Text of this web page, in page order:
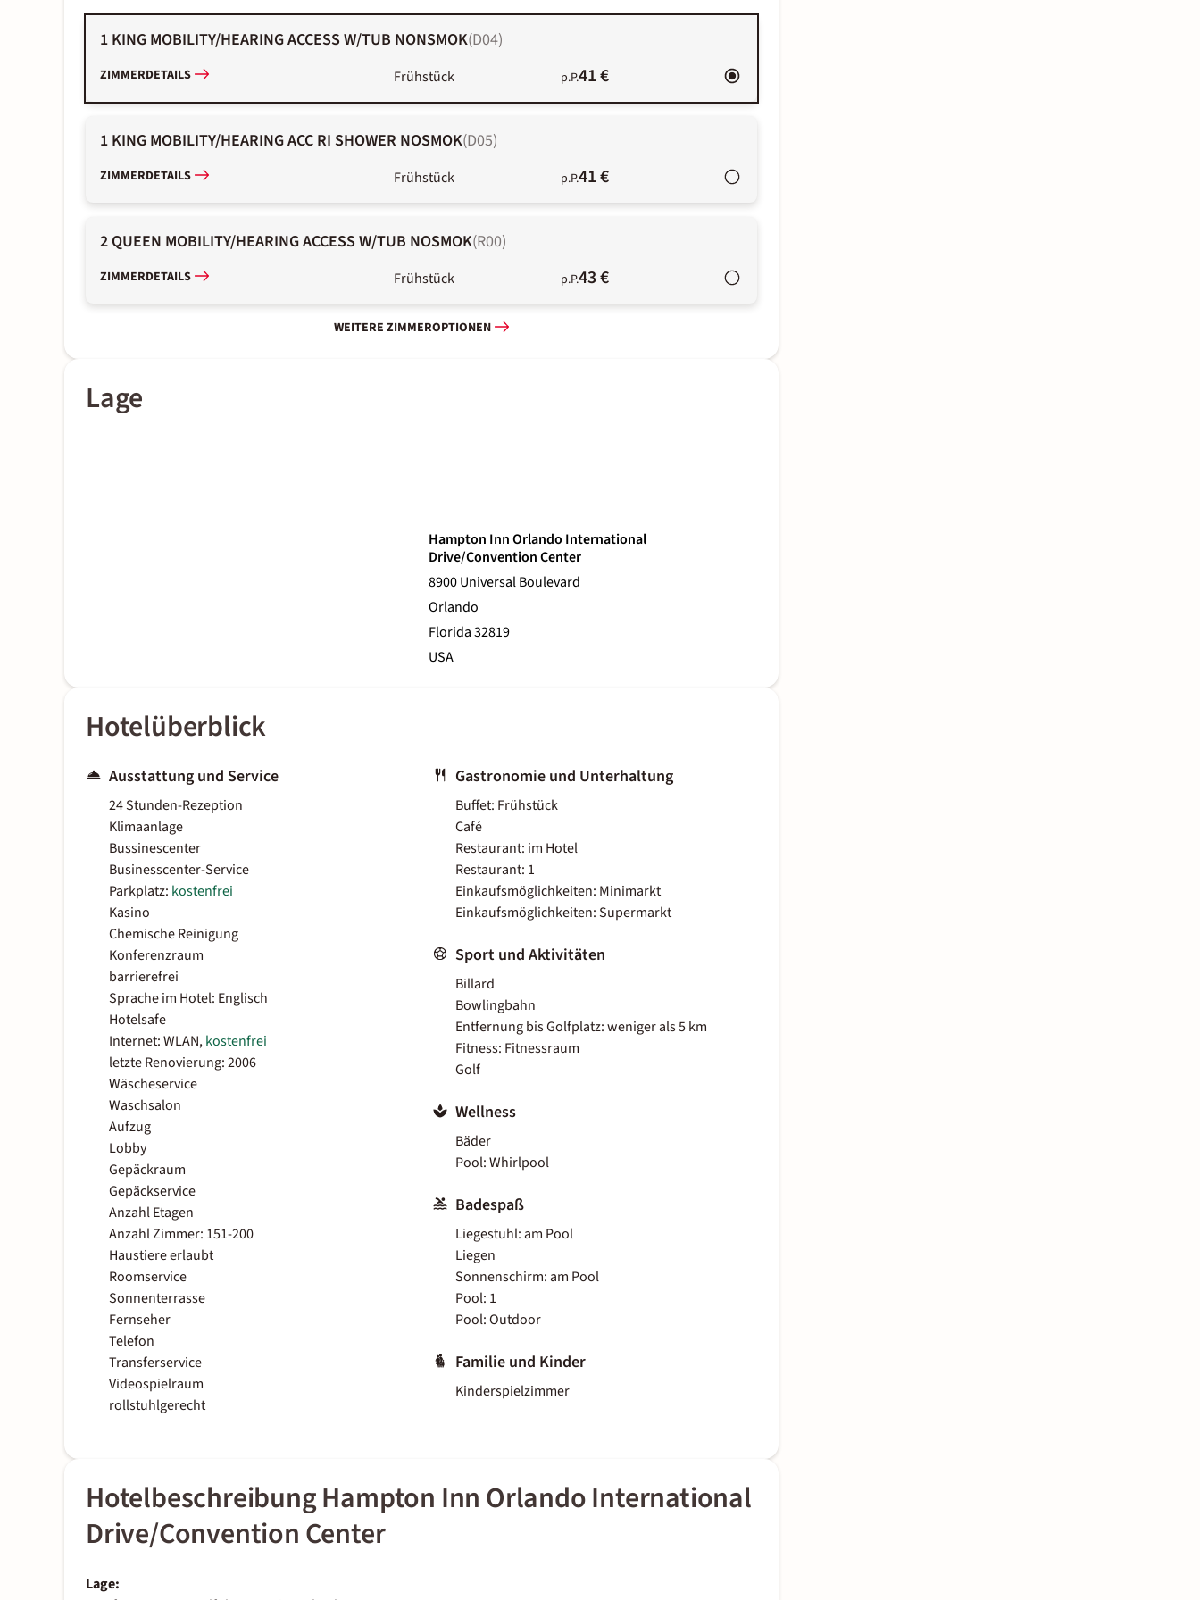
1 KING MOBILITY/HEARING ACCESS W/TUB NONSMOK(D04)
ZIMMERDETAILS Frühstück p.P.41 €
1 KING MOBILITY/HEARING ACC RI SHOWER NOSMOK(D05)
ZIMMERDETAILS Frühstück p.P.41 €
2 QUEEN MOBILITY/HEARING ACCESS W/TUB NOSMOK(R00)
ZIMMERDETAILS Frühstück p.P.43 €
WEITERE ZIMMEROPTIONEN
Lage
Hampton Inn Orlando International
Drive/Convention Center
8900 Universal Boulevard
Orlando
Florida 32819
USA
Hotelüberblick
Ausstattung und Service
24 Stunden-Rezeption
Klimaanlage
Bussinescenter
Businesscenter-Service
Parkplatz: kostenfrei
Kasino
Chemische Reinigung
Konferenzraum
barrierefrei
Sprache im Hotel: Englisch
Hotelsafe
Internet: WLAN,kostenfrei
letzte Renovierung: 2006
Wäscheservice
Waschsalon
Aufzug
Lobby
Gepäckraum
Gepäckservice
Anzahl Etagen
Anzahl Zimmer: 151-200
Haustiere erlaubt
Roomservice
Sonnenterrasse
Fernseher
Telefon
Transferservice
Videospielraum
rollstuhlgerecht
Gastronomie und Unterhaltung
Buffet: Frühstück
Café
Restaurant: im Hotel
Restaurant: 1
Einkaufsmöglichkeiten: Minimarkt
Einkaufsmöglichkeiten: Supermarkt
Sport und Aktivitäten
Billard
Bowlingbahn
Entfernung bis Golfplatz: weniger als 5 km
Fitness: Fitnessraum
Golf
Wellness
Bäder
Pool: Whirlpool
Badespaß
Liegestuhl: am Pool
Liegen
Sonnenschirm: am Pool
Pool: 1
Pool: Outdoor
Familie und Kinder
Kinderspielzimmer
Hotelbeschreibung Hampton Inn Orlando International
Drive/Convention Center
Lage: